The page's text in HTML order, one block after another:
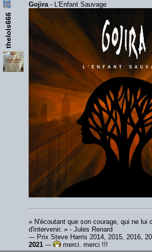
thelols666
Gojira- L'Enfant Sauvage
« N'écoutant que son courage, qui ne lui
d'intervenir. » - Jules Renard
--- Prix Steve Harris 2014, 2015, 2016,
2021 ---
merci, merci !!!